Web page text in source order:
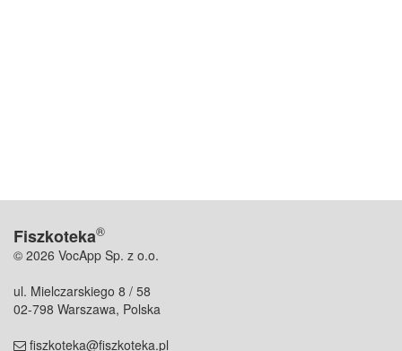
Fiszkoteka®
© 2026 VocApp Sp. z o.o.
ul. Mielczarskiego 8 / 58
02-798 Warszawa, Polska
fiszkoteka@fiszkoteka.pl